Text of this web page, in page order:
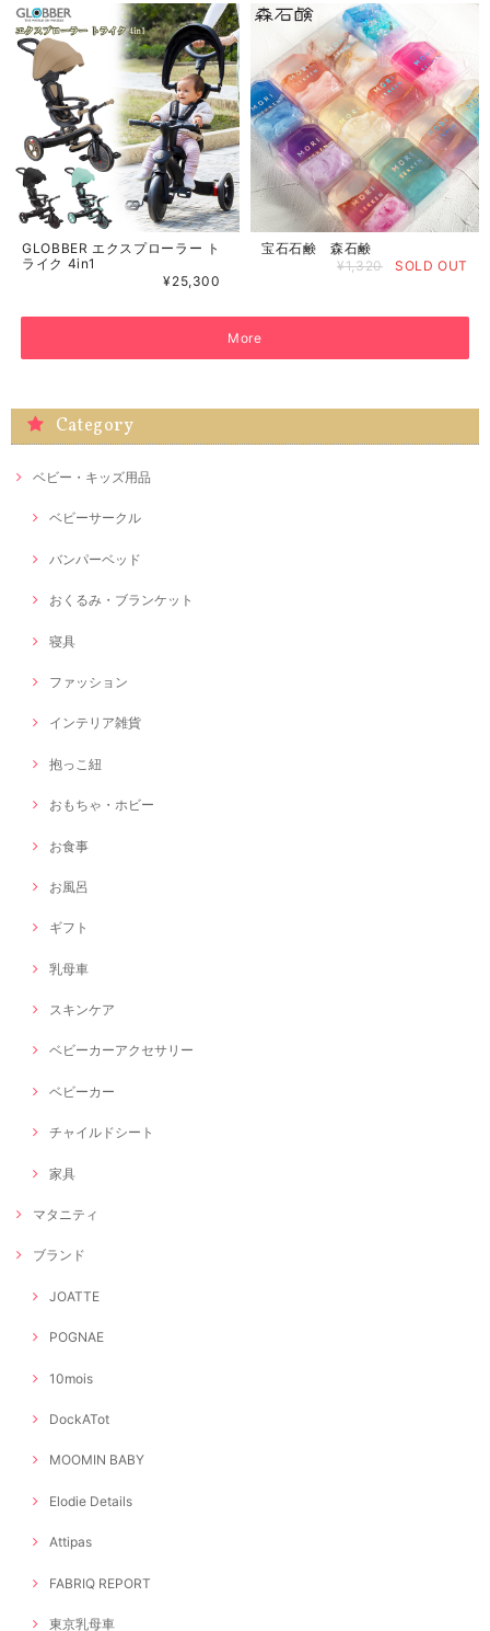
GLOBBER エクスプローラー ト
ライク 4in1
¥25,300
宝石石鹸 森石鹸
¥1,320
SOLD OUT
More
Category
ベビー・キッズ用品
ベビーサークル
バンパーベッド
おくるみ・ブランケット
寝具
ファッション
インテリア雑貨
抱っこ紐
おもちゃ・ホビー
お食事
お風呂
ギフト
乳母車
スキンケア
ベビーカーアクセサリー
ベビーカー
チャイルドシート
家具
マタニティ
ブランド
JOATTE
POGNAE
10mois
DockATot
MOOMIN BABY
Elodie Details
Attipas
FABRIQ REPORT
東京乳母車